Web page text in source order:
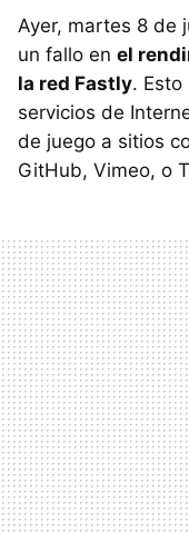
Ayer, martes 8 de
un fallo en el
la red Fastly.
servicios de
de juego a sitios
GitHub, Vimeo, o